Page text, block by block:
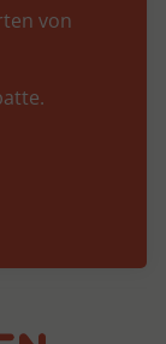
von